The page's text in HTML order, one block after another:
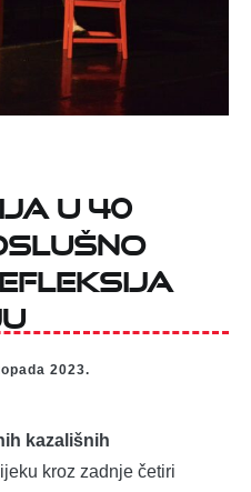
u 40
2023.
kazališnih
kroz zadnje četiri